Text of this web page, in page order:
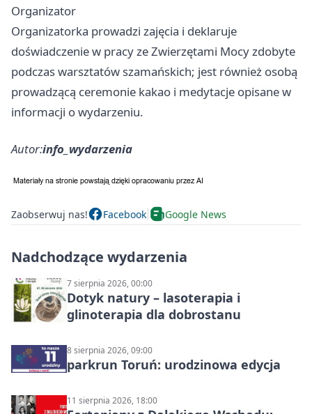
Organizator
Organizatorka prowadzi zajęcia i deklaruje
doświadczenie w pracy ze Zwierzętami Mocy zdobyte
podczas warsztatów szamańskich; jest również osobą
prowadzącą ceremonie kakao i medytacje opisane w
informacji o wydarzeniu.
Autor:info_wydarzenia
Zaobserwuj nas! Facebook Google News
Nadchodzące wydarzenia
7 sierpnia 2026, 00:00
Dotyk natury – lasoterapia i
glinoterapia dla dobrostanu
8 sierpnia 2026, 09:00
parkrun Toruń: urodzinowa edycja
11 sierpnia 2026, 18:00